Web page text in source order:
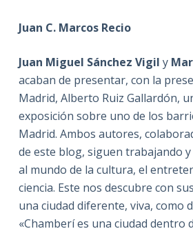
Juan C. Marcos Recio
Juan Miguel Sánchez Vigil y
acaban de presentar, con la
Madrid, Alberto Ruiz Gallardón,
exposición sobre uno de los
Madrid. Ambos autores,
de este blog, siguen trabajando
al mundo de la cultura, el
ciencia. Este nos descubre con
una ciudad diferente, viva, como
«Chamberí es una ciudad dentro